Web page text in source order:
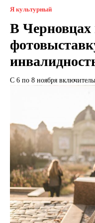
Я культурный
В Черновцах
С 6 по 8 ноября